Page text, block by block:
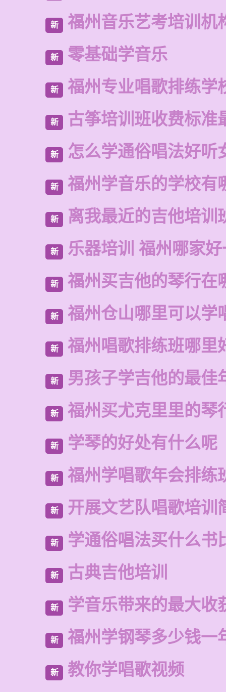
新 福州音乐艺考培训机
新 零基础学音乐
新 福州专业唱歌排练学
新 古筝培训班收费标准
新 怎么学通俗唱法好听
新 福州学音乐的学校有
新 离我最近的吉他培训
新 乐器培训 福州哪家
新 福州买吉他的琴行在
新 福州仓山哪里可以学
新 福州唱歌排练班哪里
新 男孩子学吉他的最佳
新 福州买尤克里里的琴
新 学琴的好处有什么呢
新 福州学唱歌年会排练
新 开展文艺队唱歌培训
新 学通俗唱法买什么书
新 古典吉他培训
新 学音乐带来的最大收
新 福州学钢琴多少钱一
新 教你学唱歌视频